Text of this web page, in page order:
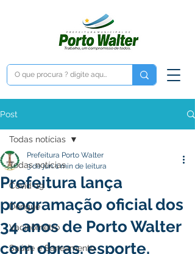
Post
Todas notícias
Covid-19
Dengue
Vacinômetro
Saúde e Saneamento
Todas notícias
Prefeitura lança
programação oficial dos
34 anos de Porto Walter
com obras, esporte,
Prefeitura Porto Walter
3 de jun.1 min de leitura